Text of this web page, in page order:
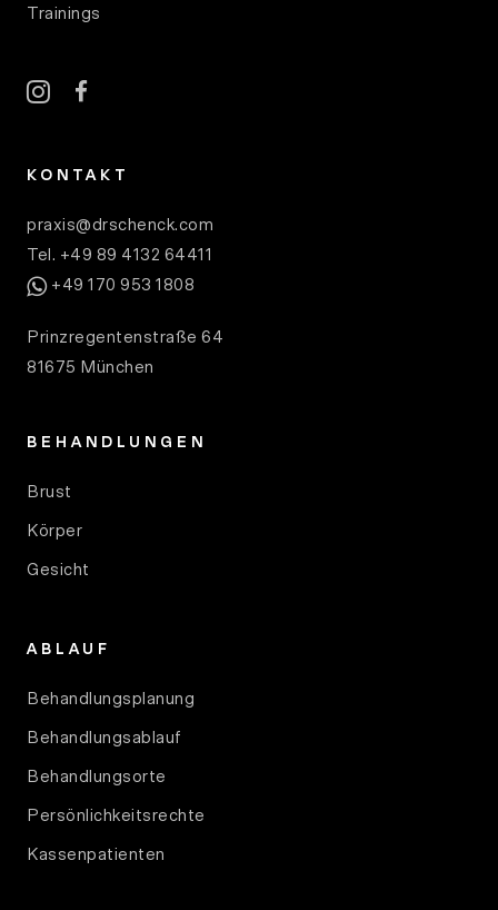
Trainings
instagramfacebook
KONTAKT
praxis@drschenck.com
Tel. +49 89 4132 64411
WhatsApp
+49 170 953 1808
Prinzregentenstraße 64
81675 München
BEHANDLUNGEN
Brust
Körper
Gesicht
ABLAUF
Behandlungsplanung
Behandlungsablauf
Behandlungsorte
Persönlichkeitsrechte
Kassenpatienten